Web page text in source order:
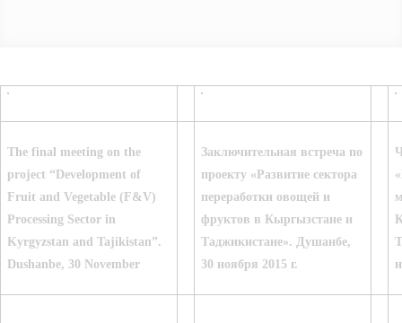
The final meeting on the
project “Development of
Fruit and Vegetable (F&V)
Processing Sector in
Kyrgyzstan and Tajikistan”.
Dushanbe, 30 November
Заключительная встреча по
проекту «Развитие сектора
переработки овощей и
фруктов в Кыргызстане и
Таджикистане». Душанбе,
30 ноября 2015 г.